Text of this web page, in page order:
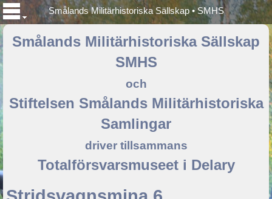
Smålands Militärhistoriska Sällskap • SMHS
Smålands Militärhistoriska Sällskap
SMHS
och
Stiftelsen Smålands Militärhistoriska
Samlingar
driver tillsammans
Totalförsvarsmuseet i Delary